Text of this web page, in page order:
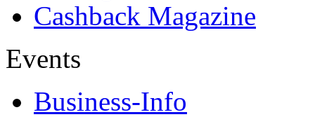
Cashback Magazine
Events
Business-Info